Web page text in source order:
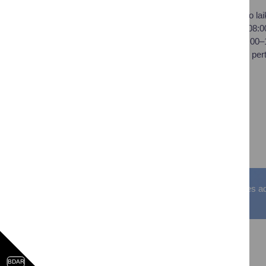
BDAR
Darbo
I–IV
V
Pietų
Visos teisės saugomos. © Druskininkų savivaldybės